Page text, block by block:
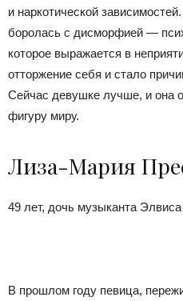
и наркотической
боролась с дисморфией —
которое выражается в
отторжение себя и стало
Сейчас девушке лучше, и она
фигуру миру.
Лиза-Мария
49 лет, дочь музыканта
В прошлом году певица,